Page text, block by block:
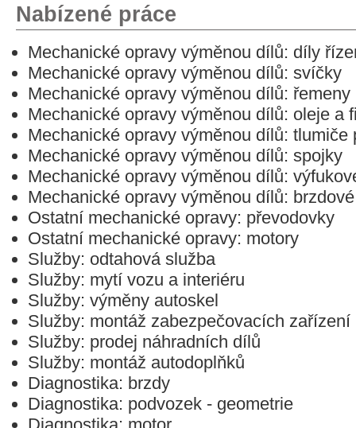
Nabízené práce
Mechanické opravy výměnou dílů: díly
Mechanické opravy výměnou dílů: svíčky
Mechanické opravy výměnou dílů: řemeny
Mechanické opravy výměnou dílů: oleje a
Mechanické opravy výměnou dílů: tlumiče
Mechanické opravy výměnou dílů: spojky
Mechanické opravy výměnou dílů:
Mechanické opravy výměnou dílů:
Ostatní mechanické opravy: převodovky
Ostatní mechanické opravy: motory
Služby: odtahová služba
Služby: mytí vozu a interiéru
Služby: výměny autoskel
Služby: montáž zabezpečovacích zařízení
Služby: prodej náhradních dílů
Služby: montáž autodoplňků
Diagnostika: brzdy
Diagnostika: podvozek - geometrie